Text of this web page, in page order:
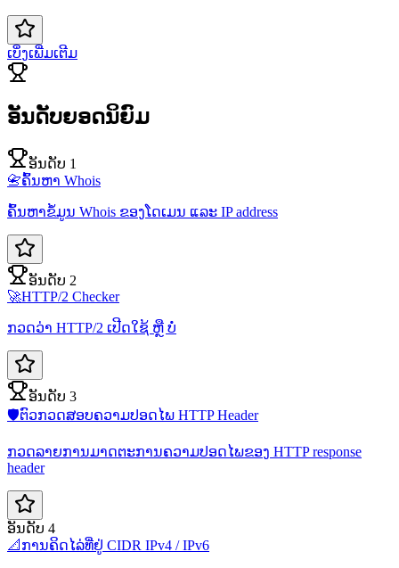
ເບິ່ງເພີ່ມເຕີມ
ອັນດັບຍອດນິຍົມ
ອັນດັບ 1
📇ຄົ້ນຫາ Whois
ຄົ້ນຫາຂໍ້ມູນ Whois ຂອງໂດເມນ ແລະ IP address
ອັນດັບ 2
🚀HTTP/2 Checker
ກວດວ່າ HTTP/2 ເປີດໃຊ້ ຫຼື ບໍ່
ອັນດັບ 3
🛡️ຕົວກວດສອບຄວາມປອດໄພ HTTP Header
ກວດລາຍການມາດຕະການຄວາມປອດໄພຂອງ HTTP response
header
ອັນດັບ 4
📐 ການຄິດໄລ່ທີ່ຢູ່ CIDR IPv4 / IPv6